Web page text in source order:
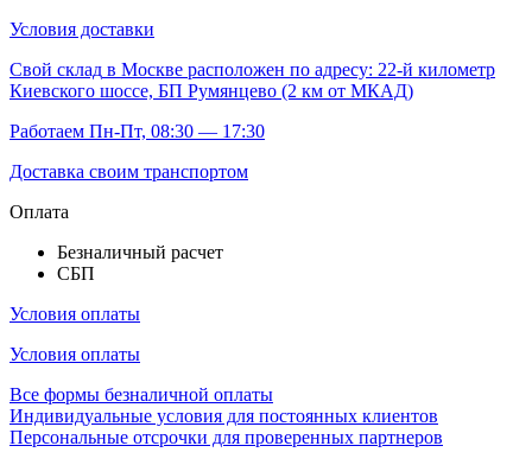
Условия доставки
Свой склад в Москве расположен по адресу: 22-й километр
Киевского шоссе, БП Румянцево (2 км от МКАД)
Работаем Пн-Пт, 08:30 — 17:30
Доставка своим транспортом
Оплата
Безналичный расчет
СБП
Условия оплаты
Условия оплаты
Все формы безналичной оплаты
Индивидуальные условия для постоянных клиентов
Персональные отсрочки для проверенных партнеров